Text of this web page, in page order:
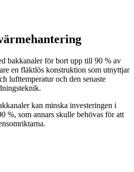
bakkanaler för bort upp till 90 % av
en fläktlös konstruktion som utnyttjar
lufttemperatur och den senaste
kan minska investeringen i
%, som annars skulle behövas för att